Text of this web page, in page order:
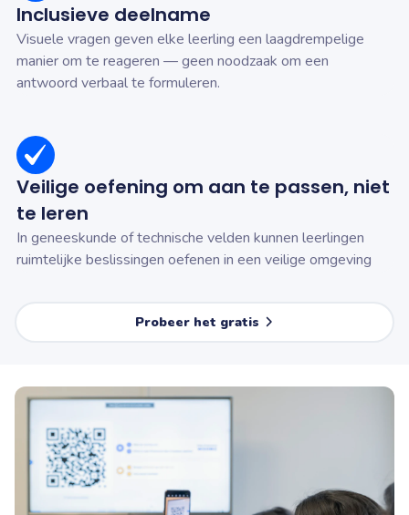
Inclusieve deelname
Visuele vragen geven elke leerling een laagdrempelige
manier om te reageren — geen noodzaak om een
antwoord verbaal te formuleren.
Veilige oefening om aan te passen, niet
te leren
In geneeskunde of technische velden kunnen leerlingen
ruimtelijke beslissingen oefenen in een veilige omgeving
Probeer het gratis